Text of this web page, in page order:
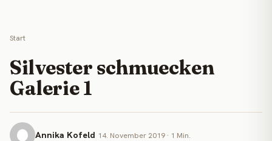
Start
Silvester schmuecken
Galerie 1
Annika Kofeld 14. November 2019 · 1 Min.